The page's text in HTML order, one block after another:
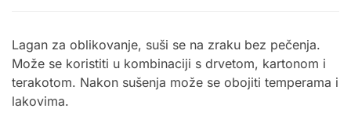
Lagan za oblikovanje, suši se na zraku bez pečenja.
Može se koristiti u kombinaciji s drvetom, kartonom i
terakotom. Nakon sušenja može se obojiti temperama i
lakovima.